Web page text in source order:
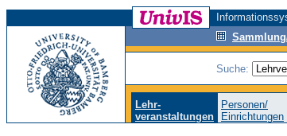
Suche:
Lehr-
veranstaltungen
Personen/
Einrichtungen